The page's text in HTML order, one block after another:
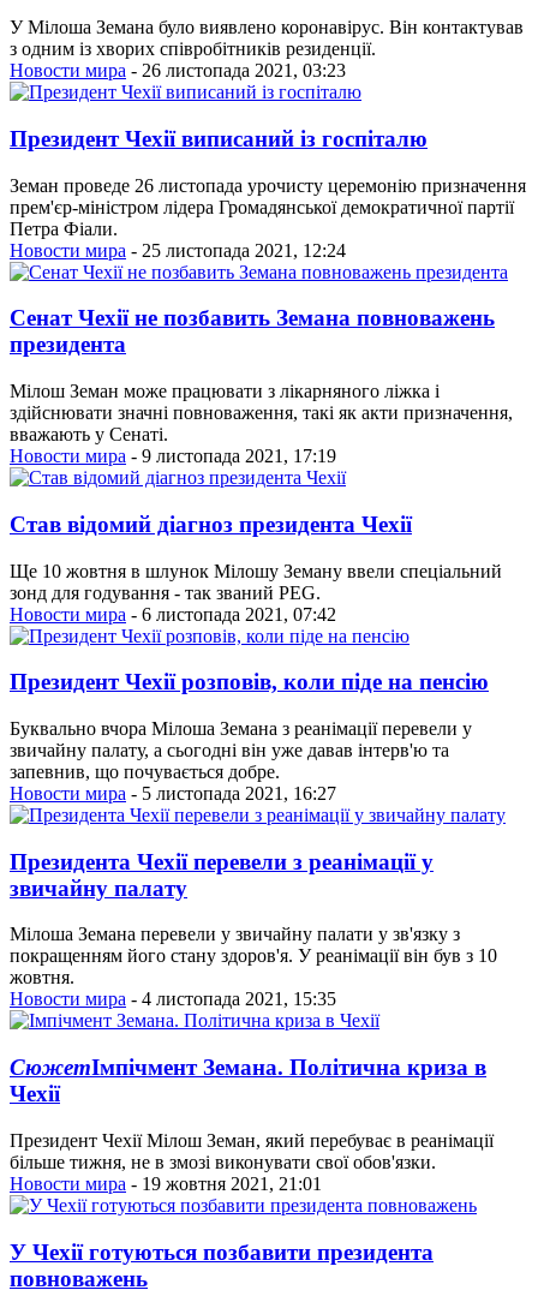
У Мілоша Земана було виявлено коронавірус. Він контактував
з одним із хворих співробітників резиденції.
Новости мира - 26 листопада 2021, 03:23
Президент Чехії виписаний із госпіталю
Земан проведе 26 листопада урочисту церемонію призначення
прем'єр-міністром лідера Громадянської демократичної партії
Петра Фіали.
Новости мира - 25 листопада 2021, 12:24
Сенат Чехії не позбавить Земана повноважень
президента
Мілош Земан може працювати з лікарняного ліжка і
здійснювати значні повноваження, такі як акти призначення,
вважають у Сенаті.
Новости мира - 9 листопада 2021, 17:19
Став відомий діагноз президента Чехії
Ще 10 жовтня в шлунок Мілошу Земану ввели спеціальний
зонд для годування - так званий PEG.
Новости мира - 6 листопада 2021, 07:42
Президент Чехії розповів, коли піде на пенсію
Буквально вчора Мілоша Земана з реанімації перевели у
звичайну палату, а сьогодні він уже давав інтерв'ю та
запевнив, що почувається добре.
Новости мира - 5 листопада 2021, 16:27
Президента Чехії перевели з реанімації у
звичайну палату
Мілоша Земана перевели у звичайну палати у зв'язку з
покращенням його стану здоров'я. У реанімації він був з 10
жовтня.
Новости мира - 4 листопада 2021, 15:35
СюжетІмпічмент Земана. Політична криза в
Чехії
Президент Чехії Мілош Земан, який перебуває в реанімації
більше тижня, не в змозі виконувати свої обов'язки.
Новости мира - 19 жовтня 2021, 21:01
У Чехії готуються позбавити президента
повноважень